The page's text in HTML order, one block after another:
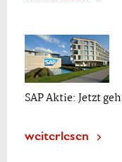
SAP Aktie: Jetzt
weiterlesen